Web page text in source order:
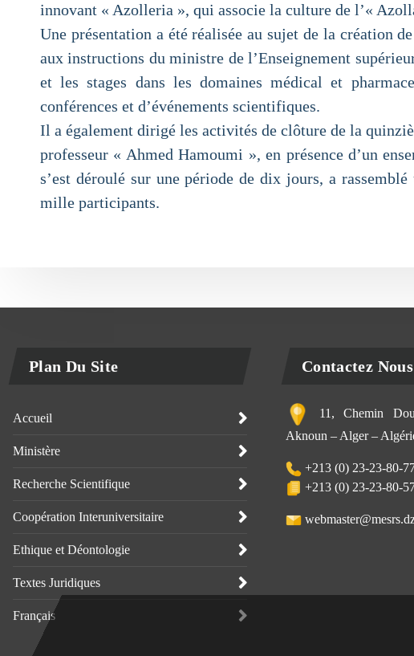
innovant « Azolleria », qui associe la culture de l’«
Une présentation a été réalisée au sujet de la création
aux instructions du ministre de l’Enseignement
et les stages dans les domaines médical et
conférences et d’événements scientifiques.
Il a également dirigé les activités de clôture de la
professeur « Ahmed Hamoumi », en présence d’un
s’est déroulé sur une période de dix jours, a
mille participants.
Plan Du Site
Accueil
Ministère
Recherche Scientifique
Coopération Interuniversitaire
Ethique et Déontologie
Textes Juridiques
Français
Contactez Nous
11, Chemin
Aknoun – Alger –
+213 (0) 23-23-80-
+213 (0) 23-23-80-